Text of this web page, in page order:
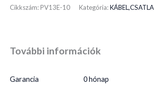
Cikkszám:PV13E-10 Kategória:
További információk
Garancia 0 hónap